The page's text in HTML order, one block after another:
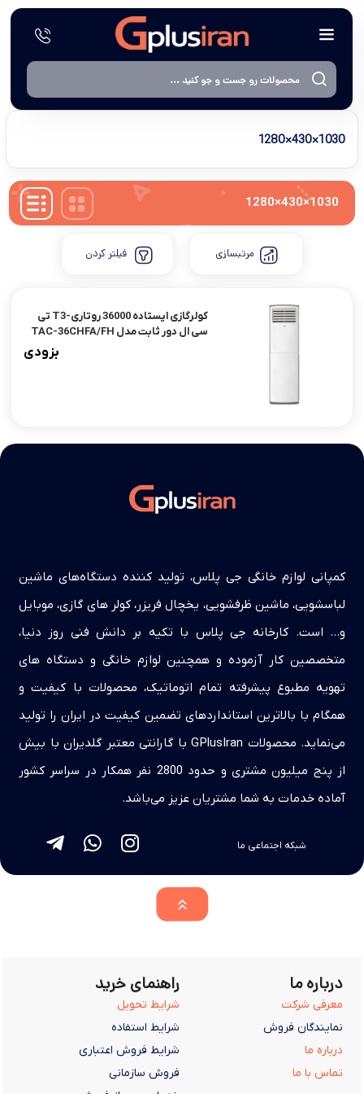
1030×430×1280
1030×430×1280
مرتبسازی فیلتر کردن
کولرگازی ایستاده 36000 روتاری-T3 تی
سی ال دور ثابت مدل TAC-36CHFA/FH
بزودی
کمپانی لوازم خانگی جی پلاس، تولید کننده دستگاه‌های ماشین
لباسشویی، ماشین ظرفشویی، یخچال فریزر، کولر های گازی، موبایل
و… است. کارخانه جی پلاس با تکیه بر دانش فنی روز دنیا،
متخصصین کار آزموده و همچنین لوازم خانگی و دستگاه های
تهویه مطبوع پیشرفته تمام اتوماتیک، محصولات با کیفیت و
همگام با بالاترین استانداردهای تضمین کیفیت در ایران را تولید
می‌نماید. محصولات GPlusIran با گارانتی معتبر گلدیران با بیش
از پنج میلیون مشتری و حدود 2800 نفر همکار در سراسر کشور
آماده خدمات به شما مشتریان عزیز می‌باشد.
شبکه اجتماعی ما
درباره ما
معرفی شرکت
نمایندگان فروش
درباره ما
تماس با ما
راهنمای خرید
شرایط تحویل
شرایط استفاده
شرایط فروش اعتباری
فروش سازمانی